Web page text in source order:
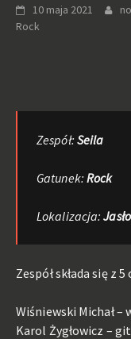
10 maja 2021
Rock
Zespół: Seila
Gatunek: Rock
Lokalizacja:Jasło
Zespół składa się z
Wiśniewski Michał –
Karol Żygłowicz –